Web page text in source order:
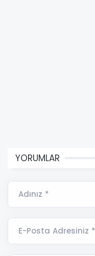
YORUMLAR
Adınız *
E-Posta Adresiniz *